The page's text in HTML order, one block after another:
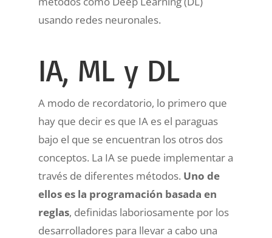
usando redes neuronales.
IA, ML y DL
A modo de recordatorio, lo primero que
hay que decir es que IA es el paraguas
bajo el que se encuentran los otros dos
conceptos. La IA se puede implementar a
través de diferentes métodos. Uno de
ellos es la programación basada en
reglas, definidas laboriosamente por los
desarrolladores para llevar a cabo una